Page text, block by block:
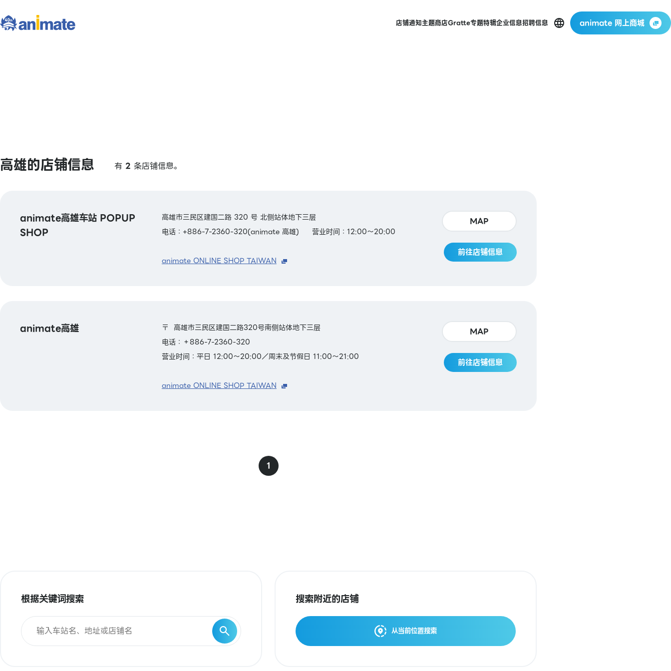
店铺通知主题商店Gratte专题特辑企业信息招聘信息 animate 网上商城
高雄的店铺信息 有 2 条店铺信息。
animate高雄车站 POPUP
SHOP
高雄市三民区建国二路 320 号 北侧站体地下三层
电话：+886-7-2360-320(animate 高雄)
营业时间：12:00～20:00
animate ONLINE SHOP TAIWAN
MAP
前往店铺信息
animate高雄
〒 高雄市三民区建国二路320号南侧站体地下三层
电话：＋886-7-2360-320
营业时间：平日 12:00～20:00／周末及节假日 11:00～21:00
animate ONLINE SHOP TAIWAN
MAP
前往店铺信息
1
根据关键词搜索 搜索附近的店铺
从当前位置搜索